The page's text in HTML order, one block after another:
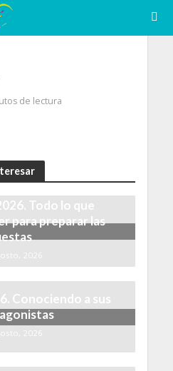
de lectura
Todo lo que
para preparar las
2026
Conociendo a sus
2026